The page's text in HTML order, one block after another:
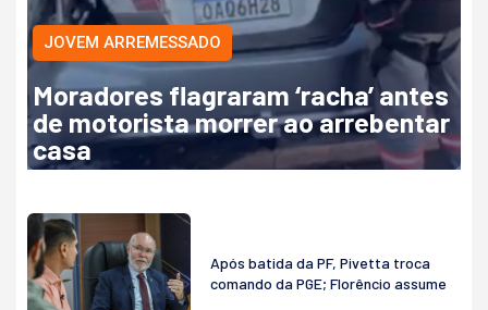
JOVEM ARREMESSADO
Moradores flagraram ‘racha’ antes
de motorista morrer ao arrebentar
casa
Após batida da PF, Pivetta troca
comando da PGE; Florêncio assume